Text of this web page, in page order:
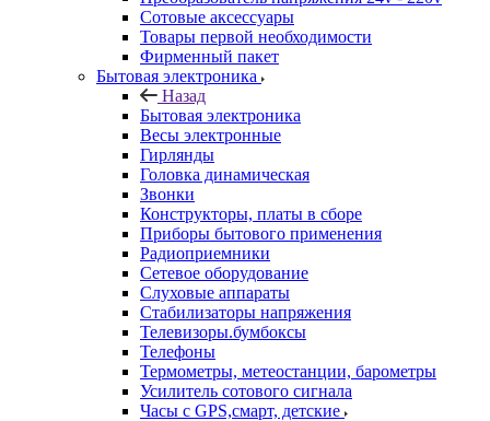
Сотовые аксессуары
Товары первой необходимости
Фирменный пакет
Бытовая электроника
Назад
Бытовая электроника
Весы электронные
Гирлянды
Головка динамическая
Звонки
Конструкторы, платы в сборе
Приборы бытового применения
Радиоприемники
Сетевое оборудование
Слуховые аппараты
Стабилизаторы напряжения
Телевизоры.бумбоксы
Телефоны
Термометры, метеостанции, барометры
Усилитель сотового сигнала
Часы с GPS,смарт, детские